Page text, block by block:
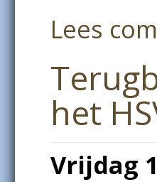
Lees
het
Vrijdag